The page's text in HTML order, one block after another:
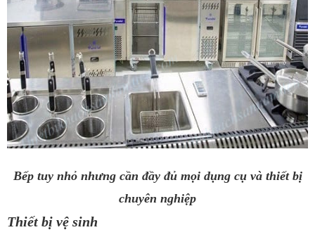
Bếp tuy nhỏ nhưng cần đầy đủ mọi dụng cụ và thiết bị
chuyên nghiệp
Thiết bị vệ sinh